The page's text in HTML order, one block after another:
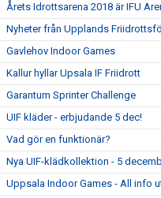
Årets Idrottsarena 2018 är IFU
Nyheter från Upplands
Gavlehov Indoor Games
Kallur hyllar Upsala IF Friidrott
Garantum Sprinter Challenge
UIF kläder - erbjudande 5 dec!
Vad gör en funktionär?
Nya UIF-klädkollektion - 5
Uppsala Indoor Games - All info